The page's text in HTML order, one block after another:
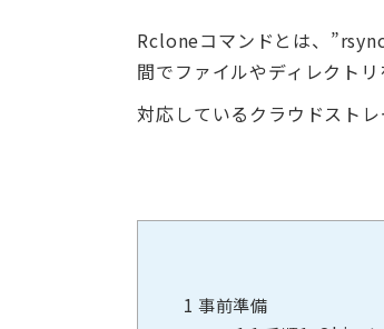
Rcloneコマンドとは、
間でファイルやディレクト
対応しているクラウドストレ
1 事前準備